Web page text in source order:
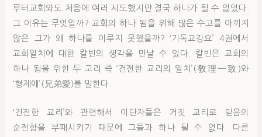
루터교회와도 처음에 여러 시도했지만 결국 하나가 될 수 없었다.
그 이유는 무엇일까? 교회의 하나 됨을 위해 많은 수고를 아끼지
않은 그가 왜 하나를 이루지 못했을까? ‘기독교강요’ 4권에서
교회일치에 대한 칼빈의 생각을 만날 수 있다. 칼빈은 교회의
하나 됨을 위한 두 고리 즉 ‘건전한 교리의 일치’(敎理一致)와
‘형제애’(兄弟愛)를 말한다.
‘건전한 교리’와 관련해서 이단자들은 거짓 교리로 믿음의
순전함을 부패시키기 때문에 그들과 하나 될 수 없다. 다른